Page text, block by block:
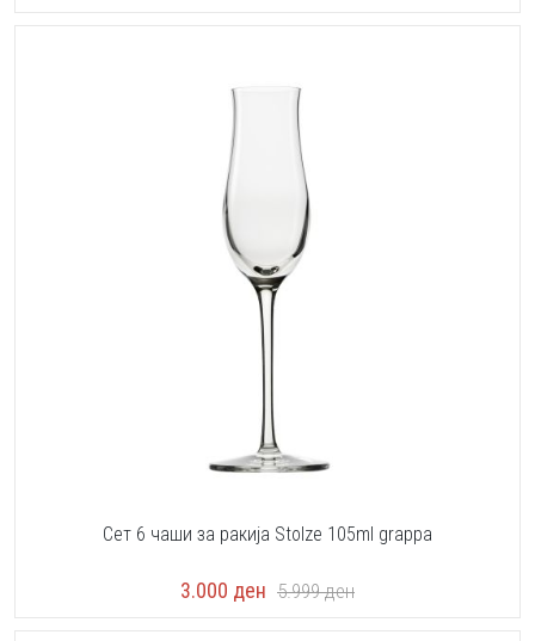
Сет 6 чаши за ракија Stolze 105ml grappa
3.000 ден 5.999ден